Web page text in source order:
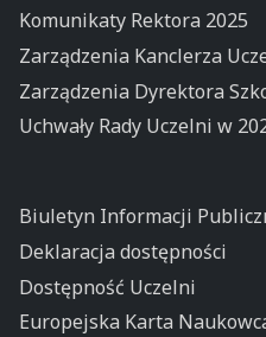
Komunikaty Rektora 2025
Zarządzenia Kanclerza
Zarządzenia Dyrektora
Uchwały Rady Uczelni w
Biuletyn Informacji
Deklaracja dostępności
Dostępność Uczelni
Europejska Karta